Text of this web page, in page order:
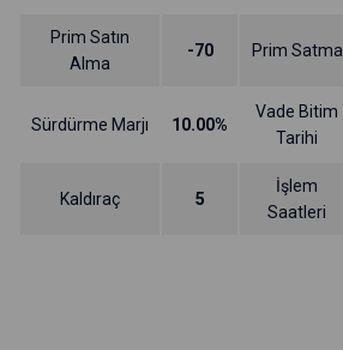
Prim Satın
Alma
-70 Prim Satma
Sürdürme Marjı 10.00%
Vade Bitim
Tarihi
Kaldıraç 5
İşlem
Saatleri